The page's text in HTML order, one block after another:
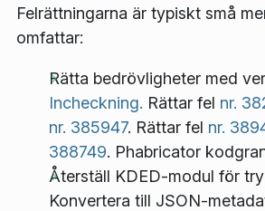
Felrättningarna är typiskt små
omfattar:
Rätta bedrövligheter med
Incheckning. Rättar fel nr.
nr. 385947. Rättar fel nr.
388749. Phabricator
Återställ KDED-modul för
Konvertera till JSON-